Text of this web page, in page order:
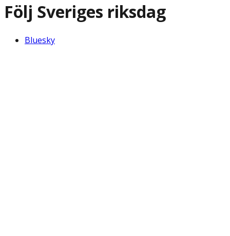
Följ Sveriges riksdag
Bluesky